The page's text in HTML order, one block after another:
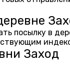
посылку в
Заход